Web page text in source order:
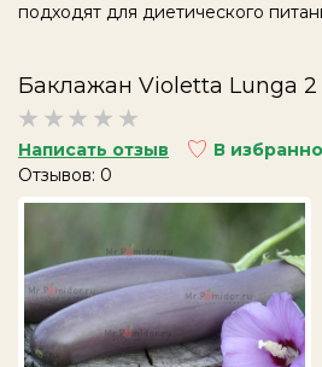
подходят для диетического
Баклажан Violetta Lunga 2
Отзывов: 0
Написать отзыв В